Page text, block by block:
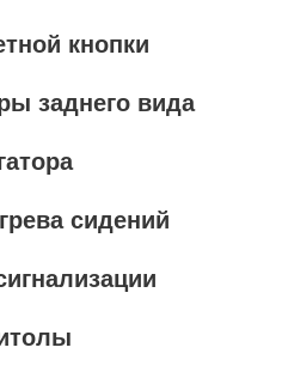
кнопки
заднего вида
сидений